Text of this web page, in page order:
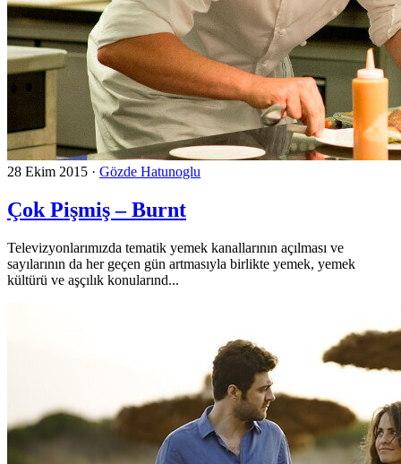
28 Ekim 2015 · Gözde Hatunoglu
Çok Pişmiş – Burnt
Televizyonlarımızda tematik yemek kanallarının açılması ve
sayılarının da her geçen gün artmasıyla birlikte yemek, yemek
kültürü ve aşçılık konularınd...